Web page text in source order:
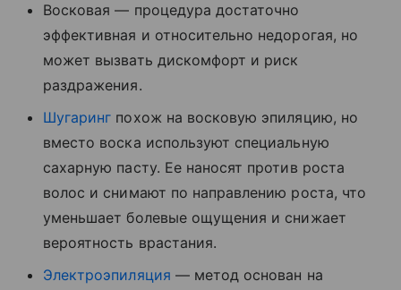
Восковая — процедура достаточно
эффективная и относительно недорогая, но
может вызвать дискомфорт и риск
раздражения.
Шугаринг похож на восковую эпиляцию, но
вместо воска используют специальную
сахарную пасту. Ее наносят против роста
волос и снимают по направлению роста, что
уменьшает болевые ощущения и снижает
вероятность врастания.
Электроэпиляция — метод основан на